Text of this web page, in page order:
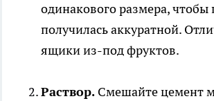
одинакового размера, чтобы
получилась аккуратной.
ящики из-под фруктов.
Раствор. Смешайте цемент